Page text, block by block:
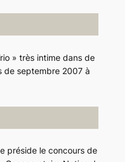
» très intime dans de
de septembre 2007 à
préside le concours de